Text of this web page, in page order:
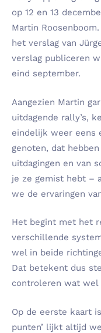
op 12 en 13
Martin
het verslag van
verslag publiceren
eind september.
Aangezien Martin
uitdagende rally’s,
eindelijk weer eens
genoten, dat
uitdagingen en van
je ze gemist hebt –
we de ervaringen
Het begint met het
verschillende
wel in beide
Dat betekent dus
controleren wat wel
Op de eerste kaart
punten’ lijkt altijd